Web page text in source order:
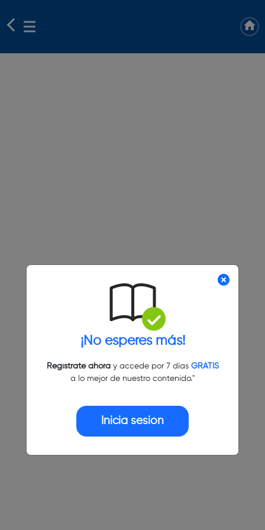
¡No esperes más!
Regístrate ahoray accede por 7 días GRATIS
a lo mejor de nuestro contenido."
Inicia sesión